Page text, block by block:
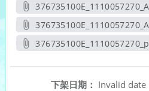
另開新視
另開新視
下架日期： Invalid date